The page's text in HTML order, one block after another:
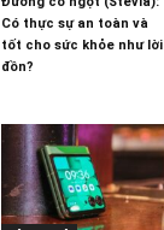
Có thực sự an toàn và
tốt cho sức khỏe như lời
đồn?